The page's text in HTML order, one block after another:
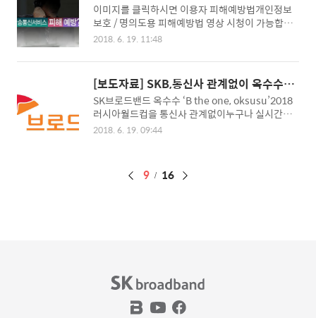
통신서비스 개요 및 확인사항
이미지를 클릭하시면 이용자 피해예방법개인정보
보호 / 명의도용 피해예방법 영상 시청이 가능합니
다.
2018. 6. 19. 11:48
[보도자료] SKB,통신사 관계없이 옥수수로
러시아월드컵 즐기자
SK브로드밴드 옥수수 ‘B the one, oksusu’2018
러시아월드컵을 통신사 관계없이누구나 실시간과
다시보기로 시청 가능 지상파 3사의 월드컵 전 경기
신사에 관계없이 프리미엄 동영상 OTT 서비스인 옥
수수(oksusu)에서 2018 러시아월드컵 전 경기를
즉 SK텔레콤 고객을 비롯해 KT, ..
2018. 6. 19. 09:44
페
9 16